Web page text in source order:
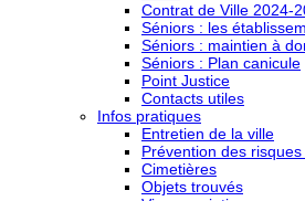
Contrat de Ville 2024-
Séniors : les
Séniors : maintien à
Séniors : Plan canicule
Point Justice
Contacts utiles
Infos pratiques
Entretien de la ville
Prévention des
Cimetières
Objets trouvés